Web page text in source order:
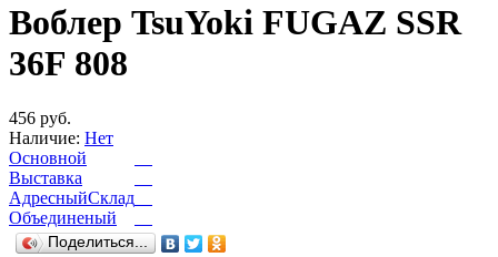
Воблер TsuYoki FUGAZ SSR
36F 808
456 руб.
Наличие: Нет
Основной
Выставка
АдресныйСклад
Объединеный
Поделиться...